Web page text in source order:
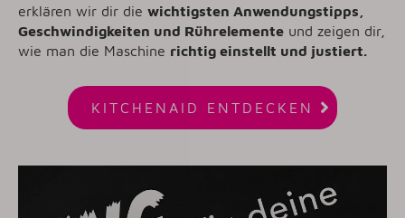
erklären wir dir die wichtigsten Anwendungstipps,
Geschwindigkeiten und Rührelemente und zeigen dir,
wie man die Maschine richtig einstellt und justiert.

KITCHENAID ENTDECKEN